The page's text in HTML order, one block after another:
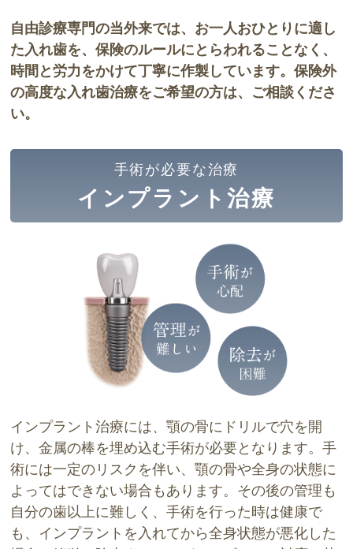
自由診療専門の当外来では、お一人おひとりに適し
た入れ歯を、保険のルールにとらわれることなく、
時間と労力をかけて丁寧に作製しています。保険外
の高度な入れ歯治療をご希望の方は、ご相談くださ
い。
手術が必要な治療
インプラント治療
インプラント治療には、顎の骨にドリルで穴を開
け、金属の棒を埋め込む手術が必要となります。手
術には一定のリスクを伴い、顎の骨や全身の状態に
よってはできない場合もあります。その後の管理も
自分の歯以上に難しく、手術を行った時は健康で
も、インプラントを入れてから全身状態が悪化した